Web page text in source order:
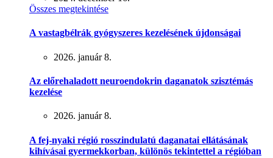
Összes megtekintése
A vastagbélrák gyógyszeres kezelésének újdonságai
2026. január 8.
Az előrehaladott neuroendokrin daganatok szisztémás
kezelése
2026. január 8.
A fej-nyaki régió rosszindulatú daganatai ellátásának
kihívásai gyermekkorban, különös tekintettel a régióban